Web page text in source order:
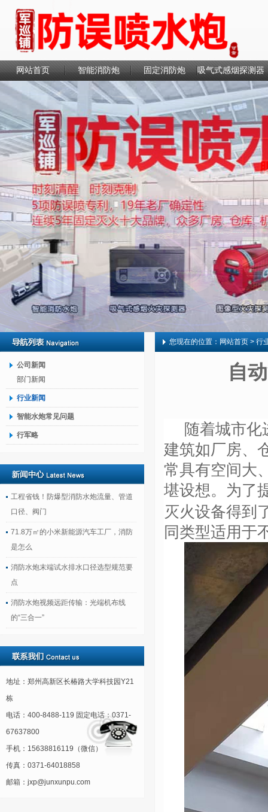
网站首页 智能消防炮 固定消防炮 吸气式感烟探测器
联系我们
公司新闻
部门新闻
行业新闻
智能水炮常见问题
行军略
工程省钱！防爆型消防水炮流量、管道
口径、阀门
71.8万㎡的小米新能源汽车工厂，消防
是怎么
消防水炮末端试水排水口径选型规范要
点
消防水炮视频远距传输：光端机布线
的“三合一”
地址：郑州高新区长椿路大学科技园Y21
栋
电话：400-8488-119 固定电话：0371-
67637800
手机：15638816119（微信）
传真：0371-64018858
邮箱：jxp@junxunpu.com
您现在的位置： 网站首页 > 行
自
随着城市
建筑如厂房、
常具有空间大
堪设想。为了
灭火设备得到
同类型适用于